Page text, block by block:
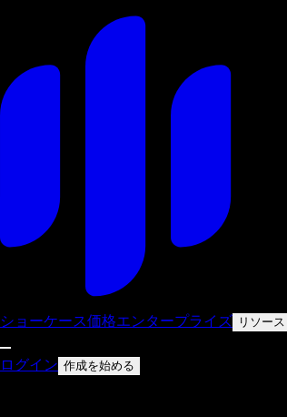
ショーケース価格エンタープライズ リソース
ログイン 作成を始める